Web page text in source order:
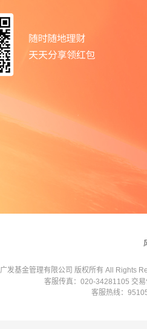
广发基金管理有限公司 版权所有 All Rights
客服传真：020-34281105 交
客服热线：